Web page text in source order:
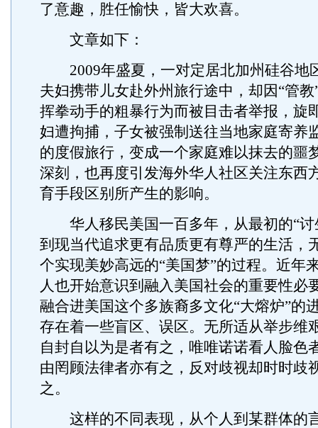
了意趣，胜任愉快，皆大欢喜。
文章如下：
2009年盛夏，一对定居北加州硅谷地
夫妇携带儿女赴外州旅行途中，却因“管
挥拳动手的粗暴行为而被目击者举报，旋
妇遭拘捕，子女被强制送往当地家庭寄养
的度假旅行，变成一个家庭难以抹去的噩
深刻，也再度引发海外华人社区关注东西
育手段区别所产生的影响。
华人移民美国一百多年，从最初的“讨
到现当代追求更有品质更有尊严的生活，
个实现美妙高远的“美国梦”的过程。近年
人也开始意识到融入美国社会的重要性必
融合进美国这个多族裔多文化“大熔炉”的
存在着一些盲区、误区。无所适从举步维
自封自以为是者有之，唯唯诺诺看人脸色
由罔顾法律者亦有之，反对歧视却时时歧
之。
这样的不同表现，从个人到某群体的